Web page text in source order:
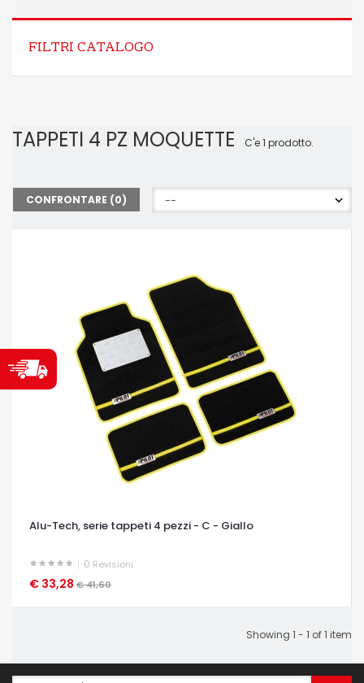
FILTRI CATALOGO
TAPPETI 4 PZ MOQUETTE C'e 1 prodotto.
CONFRONTARE (0)
Alu-Tech, serie tappeti 4 pezzi - C - Giallo
0 Revisioni
€ 33,28 € 41,60
OCCHIATA VELOCE
Showing 1 - 1 of 1 item